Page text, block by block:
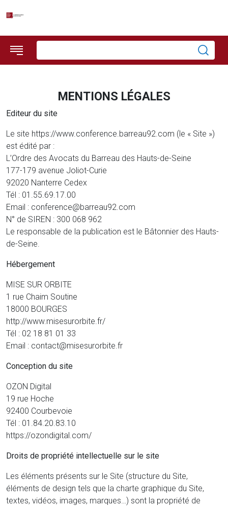
MENTIONS LÉGALES
Editeur du site
Le site https://www.conference.barreau92.com (le « Site »)
est édité par :
L’Ordre des Avocats du Barreau des Hauts-de-Seine
177-179 avenue Joliot-Curie
92020 Nanterre Cedex
Tél : 01.55.69.17.00
Email : conference@barreau92.com
N° de SIREN : 300 068 962
Le responsable de la publication est le Bâtonnier des Hauts-
de-Seine.
Hébergement
MISE SUR ORBITE
1 rue Chaim Soutine
18000 BOURGES
http://www.misesurorbite.fr/
Tél : 02 18 81 01 33
Email : contact@misesurorbite.fr
Conception du site
OZON Digital
19 rue Hoche
92400 Courbevoie
Tél : 01.84.20.83.10
https://ozondigital.com/
Droits de propriété intellectuelle sur le site
Les éléments présents sur le Site (structure du Site,
éléments de design tels que la charte graphique du Site,
textes, vidéos, images, marques…) sont la propriété de